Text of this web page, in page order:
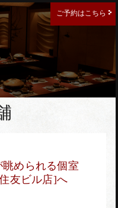
ご予約はこちら
められる個室
友ビル店]へ
してください。